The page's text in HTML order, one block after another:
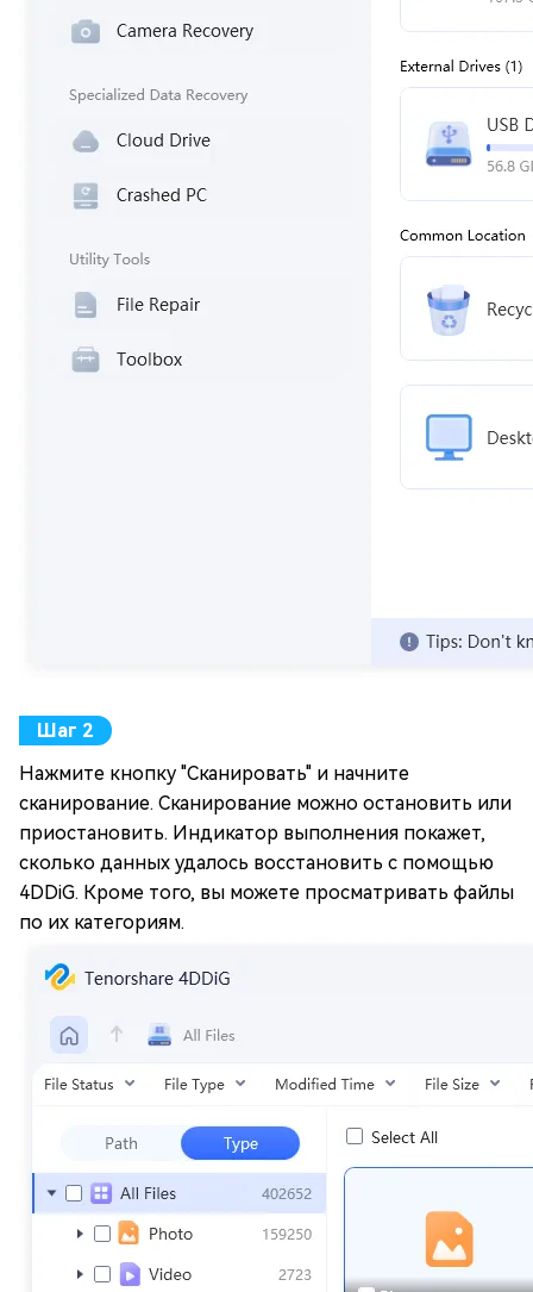
Нажмите кнопку "Сканировать" и начните
сканирование. Сканирование можно остановить или
приостановить. Индикатор выполнения покажет,
сколько данных удалось восстановить с помощью
4DDiG. Кроме того, вы можете просматривать файлы
по их категориям.